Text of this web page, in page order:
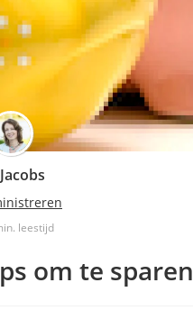
leestijd
om te sparen